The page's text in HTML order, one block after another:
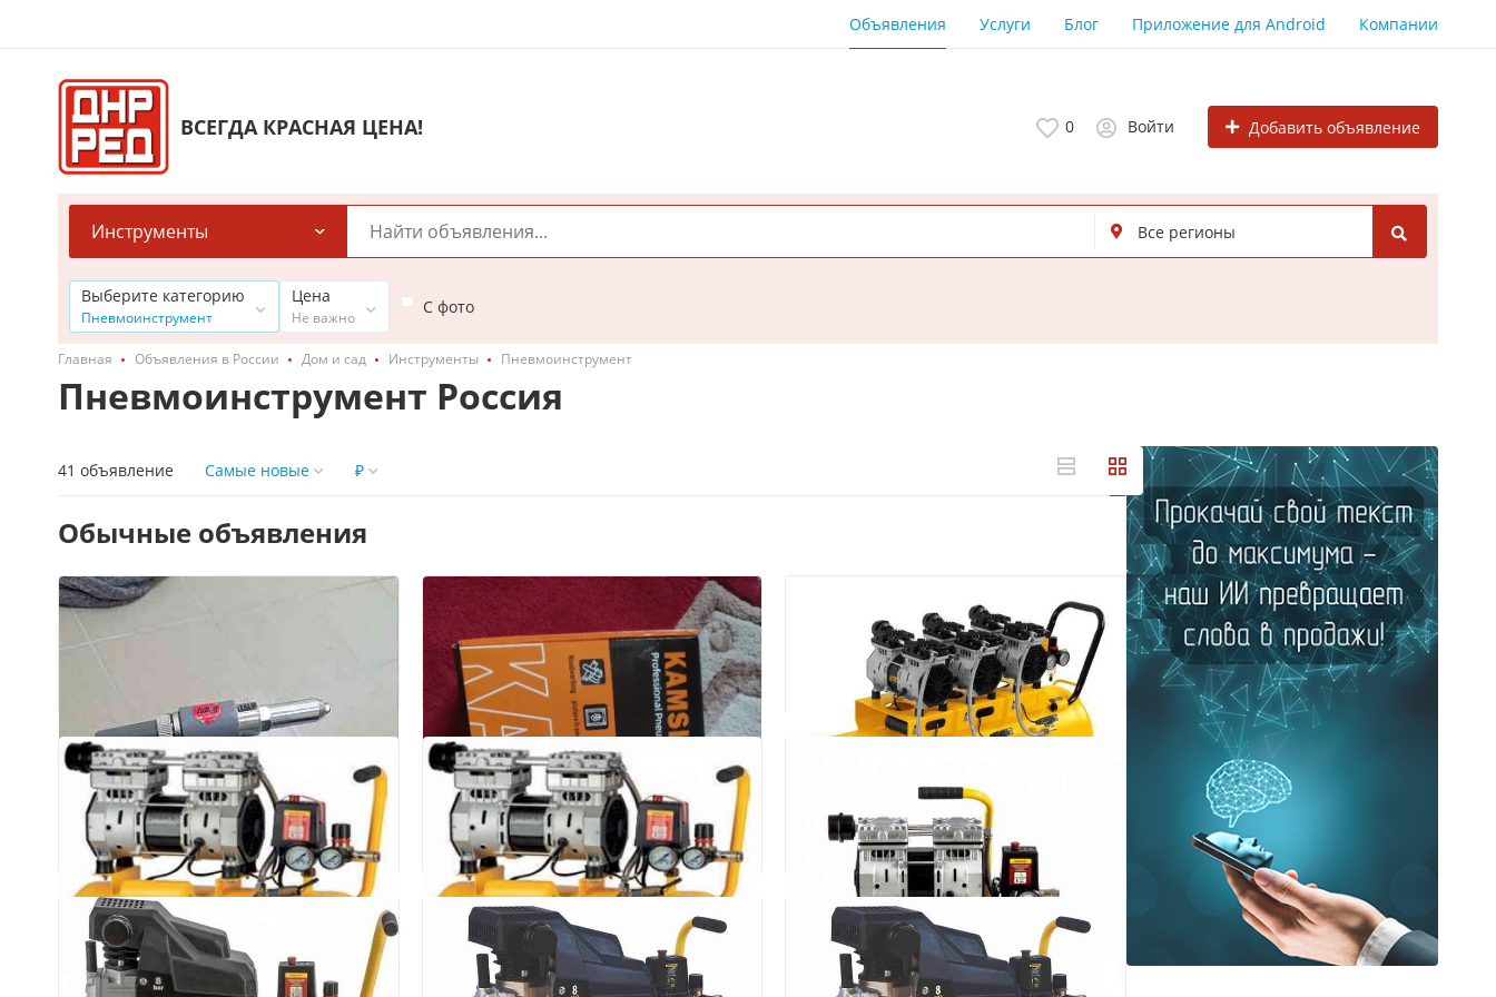
Объявления Услуги Блог Приложение для Android Компании
ВСЕГДА КРАСНАЯ ЦЕНА! 0 Войти Добавить объявление
Инструменты
Выберите категорию
Пневмоинструмент
Цена
Не важно
С фото
Главная Объявления в России Дом и сад Инструменты Пневмоинструмент
Пневмоинструмент Россия
41 объявление Самые новые ₽
Обычные объявления
Компрессор безмасляный,
малошумный Denzel DLS 1800/100